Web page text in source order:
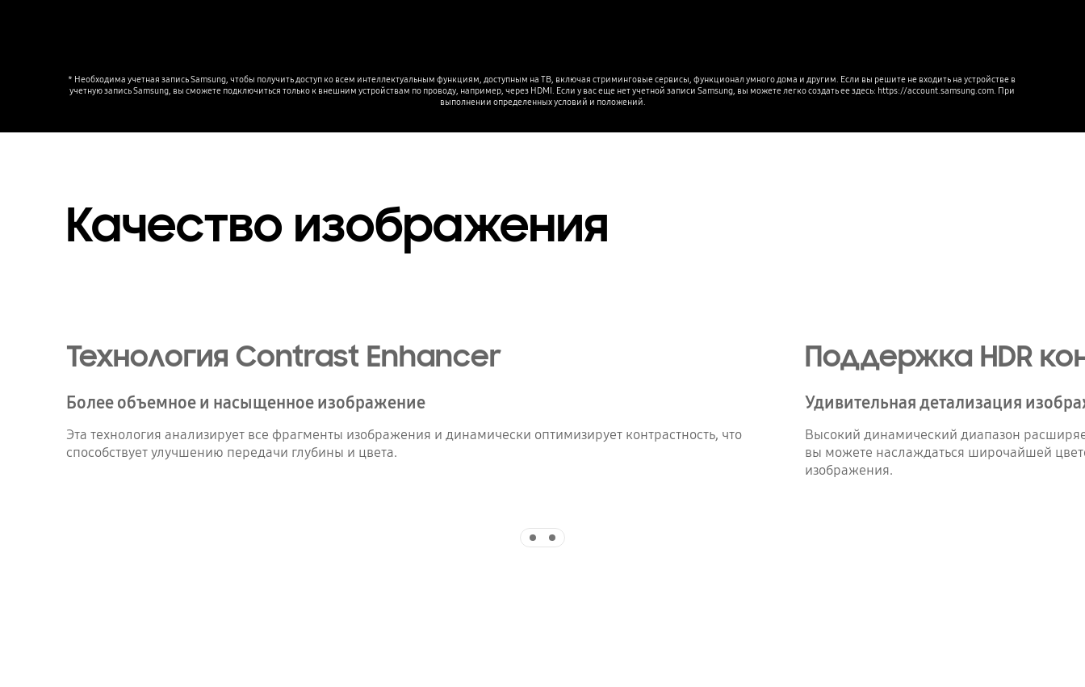
* Необходима учетная запись Samsung, чтобы получить доступ ко всем интеллектуальным функциям, доступным на ТВ, включая стриминговые сервисы, функционал умного дома и другим. Если вы решите не входить на устройстве в
учетную запись Samsung, вы сможете подключиться только к внешним устройствам по проводу, например, через HDMI. Если у вас еще нет учетной записи Samsung, вы можете легко создать ее здесь: https://account.samsung.com. При
выполнении определенных условий и положений.
Качество изображения
Технология Contrast Enhancer
Более объемное и насыщенное изображение
Эта технология анализирует все фрагменты изображения и динамически оптимизирует контрастность, что
способствует улучшению передачи глубины и цвета.
Поддержка HDR
Удивительная детализация
Высокий динамический диапазон
вы можете наслаждаться широчайшей
изображения.